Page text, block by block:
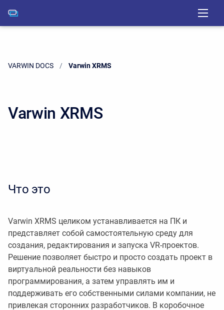
VARWIN DOCS Current:
Varwin XRMS
Varwin XRMS
Что это
Varwin XRMS целиком устанавливается на ПК и
представляет собой самостоятельную среду для
создания, редактирования и запуска VR-проектов.
Решение позволяет быстро и просто создать проект в
виртуальной реальности без навыков
программирования, а затем управлять им и
поддерживать его собственными силами компании, не
привлекая сторонних разработчиков. В коробочное